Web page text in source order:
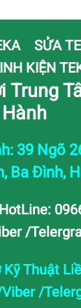
SỬA
KIỆN
Trung
Hành
39 Ngõ
Ba Đình,
/
Kỹ Thuật
/